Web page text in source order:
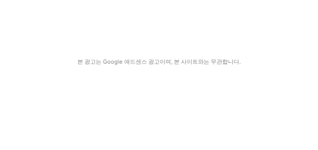
본 광고는 Google 애드센스 광고이며, 본 사이트와는 무관합니다.